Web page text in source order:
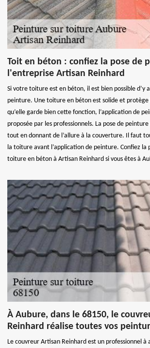
Toit en béton : confiez la pose de
l'entreprise Artisan Reinhard
Si votre toiture est en béton, il est bien possible d’y
peinture. Une toiture en béton est solide et protège
qu’elle garde bien cette fonction, l’application de
proposée par les professionnels. La pose de
tout en donnant de l’allure à la couverture. Il faut
la toiture avant l’application de peinture. Confiez la
toiture en béton à Artisan Reinhard si vous êtes à
À Aubure, dans le 68150, le
Reinhard réalise toutes vos
Le couvreur Artisan Reinhard est un professionnel à